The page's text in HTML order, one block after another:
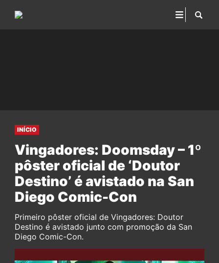
INÍCIO
Vingadores: Doomsday – 1º
pôster oficial de ‘Doutor
Destino’ é avistado na San
Diego Comic-Con
Primeiro pôster oficial de Vingadores: Doutor
Destino é avistado junto com promoção da San
Diego Comic-Con.